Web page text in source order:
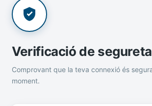
Verificació de
Comprovant que la teva connexió és
moment.